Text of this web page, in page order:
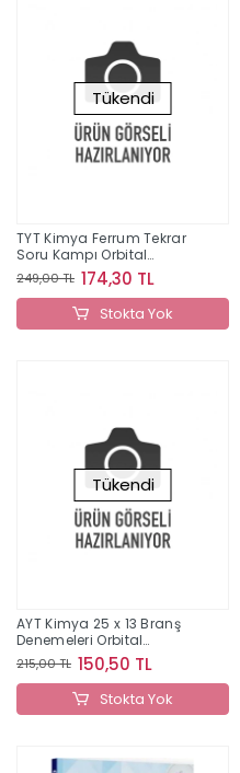
Tükendi
TYT Kimya Ferrum Tekrar
Soru Kampı Orbital
Yayınları
249,00 TL 174,30 TL
Stokta Yok
Tükendi
AYT Kimya 25 x 13 Branş
Denemeleri Orbital
Yayınları
215,00 TL 150,50 TL
Stokta Yok